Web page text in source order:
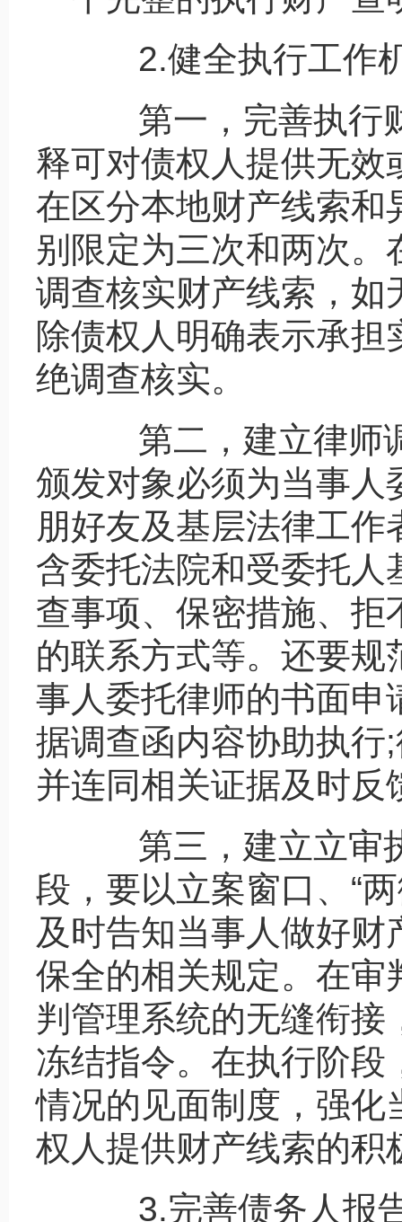
2.健全执行工作
第一，完善执行财
释可对债权人提供无效
在区分本地财产线索和
别限定为三次和两次
调查核实财产线索，如
除债权人明确表示承
绝调查核实。
第二，建立律师调
颁发对象必须为当事人
朋好友及基层法律工
含委托法院和受委托人
查事项、保密措施、拒
的联系方式等。还要
事人委托律师的书面申
据调查函内容协助执行
并连同相关证据及时反
第三，建立立审执
段，要以立案窗口、“
及时告知当事人做好
保全的相关规定。在审
判管理系统的无缝衔
冻结指令。在执行阶段
情况的见面制度，强化
权人提供财产线索的积
3.完善债务人报